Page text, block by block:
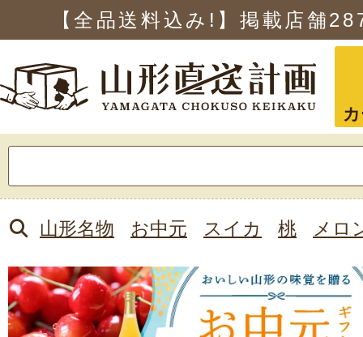
【全品送料込み!】掲載店舗
索:
山形名物 お中元 スイカ 桃 メロ